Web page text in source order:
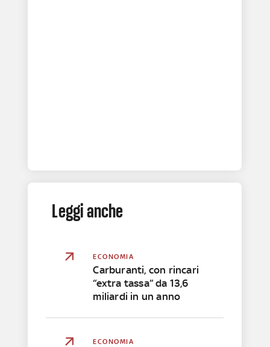
Leggi anche
ECONOMIA
Carburanti, con rincari
“extra tassa” da 13,6
miliardi in un anno
ECONOMIA